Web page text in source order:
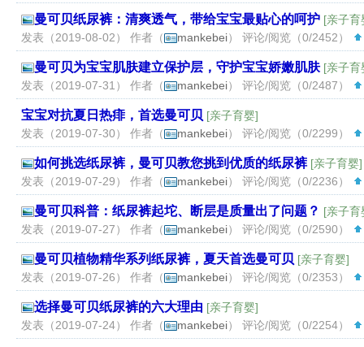
曼可贝纸尿裤：清爽透气，带给宝宝最贴心的呵护 [亲子育
发表（2019-08-02） 作者（
mankebei） 评论/阅览（0/2452）
曼可贝为宝宝肌肤建立保护层，守护宝宝娇嫩肌肤 [亲子育
发表（2019-07-31） 作者（
mankebei） 评论/阅览（0/2487）
宝宝对抗夏日热痱，首选曼可贝 [亲子育婴]
发表（2019-07-30） 作者（
mankebei） 评论/阅览（0/2299）
如何挑选纸尿裤，曼可贝教您挑到优质的纸尿裤 [亲子育婴]
发表（2019-07-29） 作者（
mankebei） 评论/阅览（0/2236）
曼可贝科普：纸尿裤起坨、断层是质量出了问题？ [亲子育
发表（2019-07-27） 作者（
mankebei） 评论/阅览（0/2590）
曼可贝植物精华系列纸尿裤，夏天首选曼可贝 [亲子育婴]
发表（2019-07-26） 作者（
mankebei） 评论/阅览（0/2353）
选择曼可贝纸尿裤的六大理由 [亲子育婴]
发表（2019-07-24） 作者（
mankebei） 评论/阅览（0/2254）